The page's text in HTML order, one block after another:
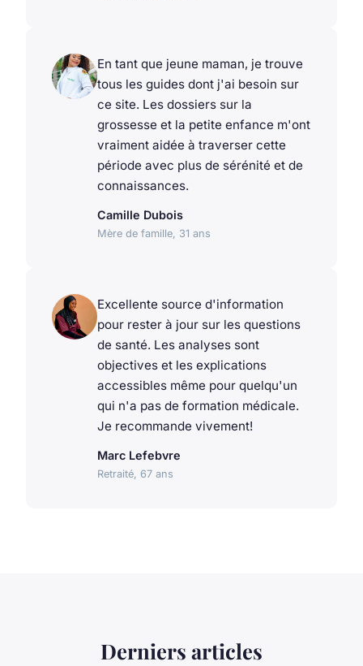
En tant que jeune maman, je trouve
tous les guides dont j'ai besoin sur
ce site. Les dossiers sur la
grossesse et la petite enfance m'ont
vraiment aidée à traverser cette
période avec plus de sérénité et de
connaissances.
Camille Dubois
Mère de famille, 31 ans
Excellente source d'information
pour rester à jour sur les questions
de santé. Les analyses sont
objectives et les explications
accessibles même pour quelqu'un
qui n'a pas de formation médicale.
Je recommande vivement!
Marc Lefebvre
Retraité, 67 ans
Derniers articles